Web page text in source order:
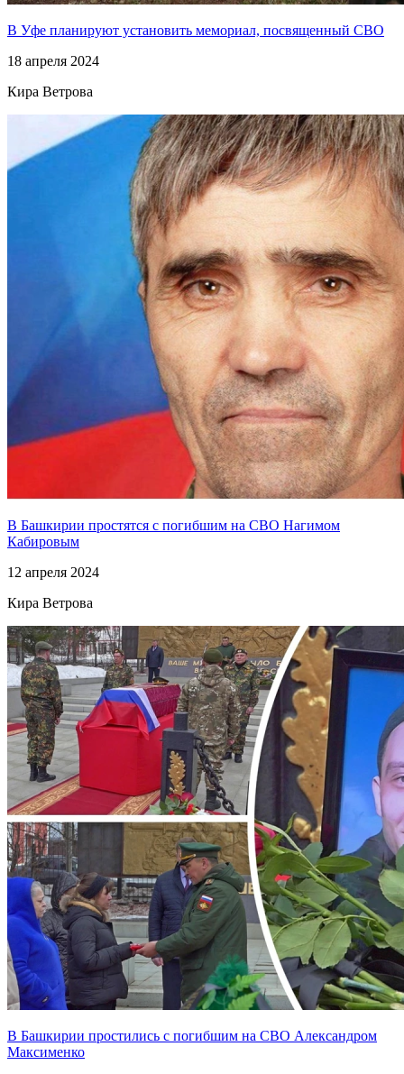
В Уфе планируют установить мемориал, посвященный СВО
18 апреля 2024
Кира Ветрова
В Башкирии простятся с погибшим на СВО Нагимом
Кабировым
12 апреля 2024
Кира Ветрова
В Башкирии простились с погибшим на СВО Александром
Максименко